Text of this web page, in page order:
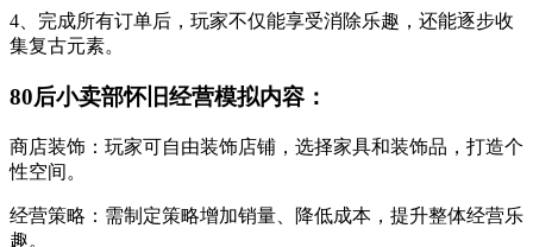
4、完成所有订单后，玩家不仅能享受消除乐趣，还能逐步收
集复古元素。
80后小卖部怀旧经营模拟内容：
商店装饰：玩家可自由装饰店铺，选择家具和装饰品，打造个
性空间。
经营策略：需制定策略增加销量、降低成本，提升整体经营乐
趣。